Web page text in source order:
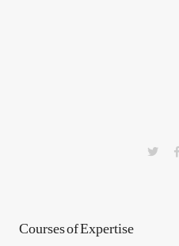
Courses of Expertise